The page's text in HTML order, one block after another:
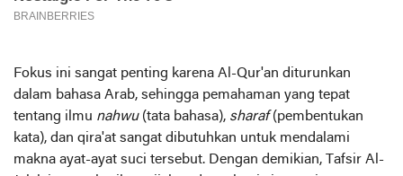
Fokus ini sangat penting karena Al-Qur'an diturunkan
dalam bahasa Arab, sehingga pemahaman yang tepat
tentang ilmu nahwu(tata bahasa), sharaf(pembentukan
kata), dan qira'at sangat dibutuhkan untuk mendalami
makna ayat-ayat suci tersebut. Dengan demikian, Tafsir Al-